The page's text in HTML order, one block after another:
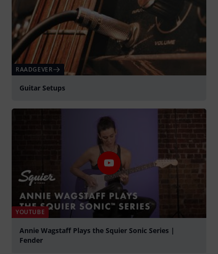
RAADGEVER
Guitar Setups
YOUTUBE
Annie Wagstaff Plays the Squier Sonic Series |
Fender